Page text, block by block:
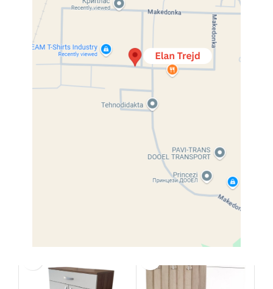
Compare
Categories: Претсобја
Чевларници